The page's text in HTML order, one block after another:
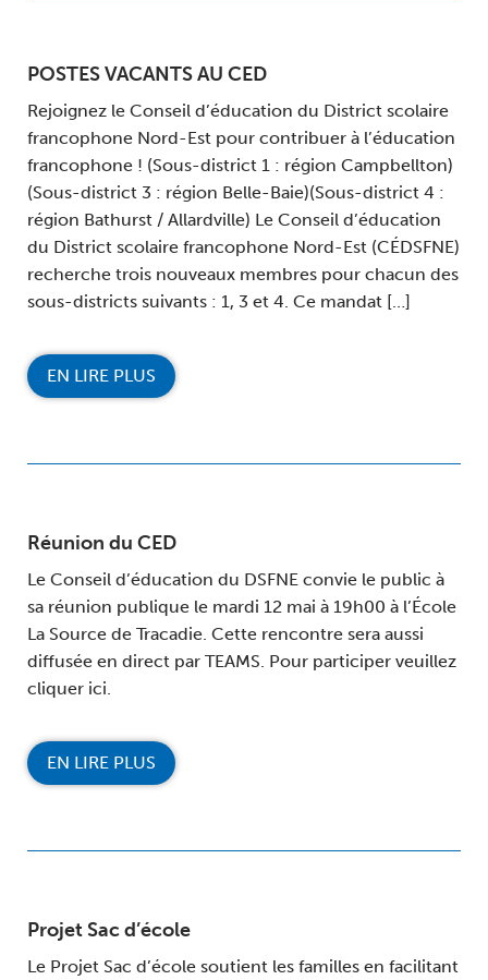
POSTES VACANTS AU CED
Rejoignez le Conseil d’éducation du District scolaire
francophone Nord-Est pour contribuer à l’éducation
francophone ! (Sous-district 1 : région Campbellton)
(Sous-district 3 : région Belle-Baie)(Sous-district 4 :
région Bathurst / Allardville) Le Conseil d’éducation
du District scolaire francophone Nord-Est (CÉDSFNE)
recherche trois nouveaux membres pour chacun des
sous-districts suivants : 1, 3 et 4. Ce mandat […]
EN LIRE PLUS
Réunion du CED
Le Conseil d’éducation du DSFNE convie le public à
sa réunion publique le mardi 12 mai à 19h00 à l’École
La Source de Tracadie. Cette rencontre sera aussi
diffusée en direct par TEAMS. Pour participer veuillez
cliquer ici.
EN LIRE PLUS
Projet Sac d’école
Le Projet Sac d’école soutient les familles en facilitant